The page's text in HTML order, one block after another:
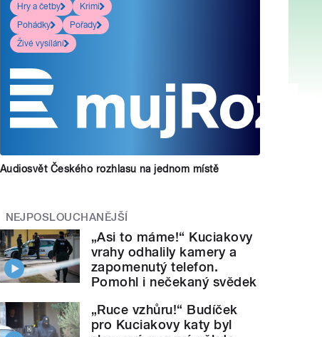
Hry a četby
Krimi
Pohádky
Pořady
Živé vysílání
Audiosvět Českého rozhlasu na jednom místě
NEJPOSLOUCHANĚJŠÍ
„Asi to máme!“ Kuciakovy
vrahy odhalily kamery a
zapomenutý telefon.
Pomohl i nečekaný svědek
„Ruce vzhůru!“ Budíček
pro Kuciakovy katy byl